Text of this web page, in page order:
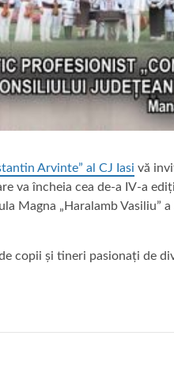
Arvinte” al CJ Iasi vă
va încheia cea de-a IV-a
Magna „Haralamb Vasiliu”
copii și tineri pasionați de